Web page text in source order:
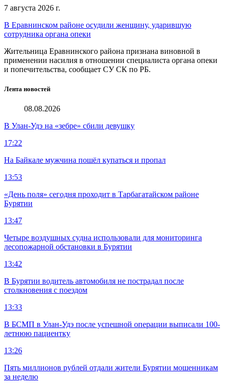
7 августа 2026 г.
В Еравнинском районе осудили женщину, ударившую
сотрудника органа опеки
Жительница Еравнинского района признана виновной в
применении насилия в отношении специалиста органа опеки
и попечительства, сообщает СУ СК по РБ.
Лента новостей
08.08.2026
В Улан-Удэ на «зебре» сбили девушку
17:22
На Байкале мужчина пошёл купаться и пропал
13:53
«День поля» сегодня проходит в Тарбагатайском районе
Бурятии
13:47
Четыре воздушных судна использовали для мониторинга
лесопожарной обстановки в Бурятии
13:42
В Бурятии водитель автомобиля не пострадал после
столкновения с поездом
13:33
В БСМП в Улан-Удэ после успешной операции выписали 100-
летнюю пациентку
13:26
Пять миллионов рублей отдали жители Бурятии мошенникам
за неделю